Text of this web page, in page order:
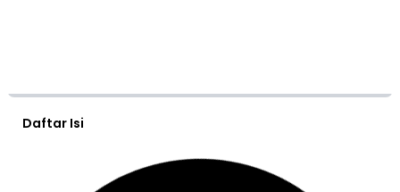
Daftar Isi